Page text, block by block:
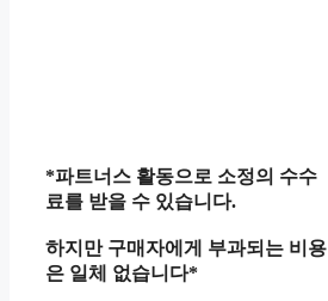
*파트너스 활동으로 소정의 수수
료를 받을 수 있습니다.
하지만 구매자에게 부과되는 비용
은 일체 없습니다*